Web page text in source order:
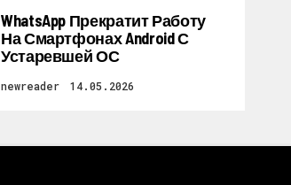
WhatsApp Прекратит Работу
На Смартфонах Android С
Устаревшей ОС
newreader 14.05.2026